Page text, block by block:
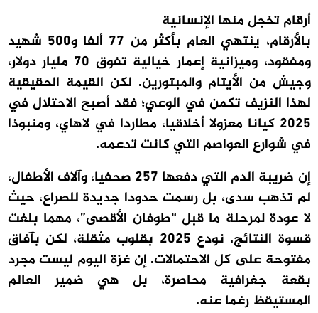
أرقام تخجل منها الإنسانية
بالأرقام، ينتهي العام بأكثر من 77 ألفا و500 شهيد
ومفقود، وميزانية إعمار خيالية تفوق 70 مليار دولار،
وجيش من الأيتام والمبتورين. لكن القيمة الحقيقية
لهذا النزيف تكمن في الوعي؛ فقد أصبح الاحتلال في
2025 كيانا معزولا أخلاقيا، مطاردا في لاهاي، ومنبوذا
في شوارع العواصم التي كانت تدعمه.
إن ضريبة الدم التي دفعها 257 صحفيا، وآلاف الأطفال،
لم تذهب سدى، بل رسمت حدودا جديدة للصراع، حيث
لا عودة لمرحلة ما قبل “طوفان الأقصى”، مهما بلغت
قسوة النتائج. نودع 2025 بقلوب مثقلة، لكن بآفاق
مفتوحة على كل الاحتمالات. إن غزة اليوم ليست مجرد
بقعة جغرافية محاصرة، بل هي ضمير العالم
المستيقظ رغما عنه.